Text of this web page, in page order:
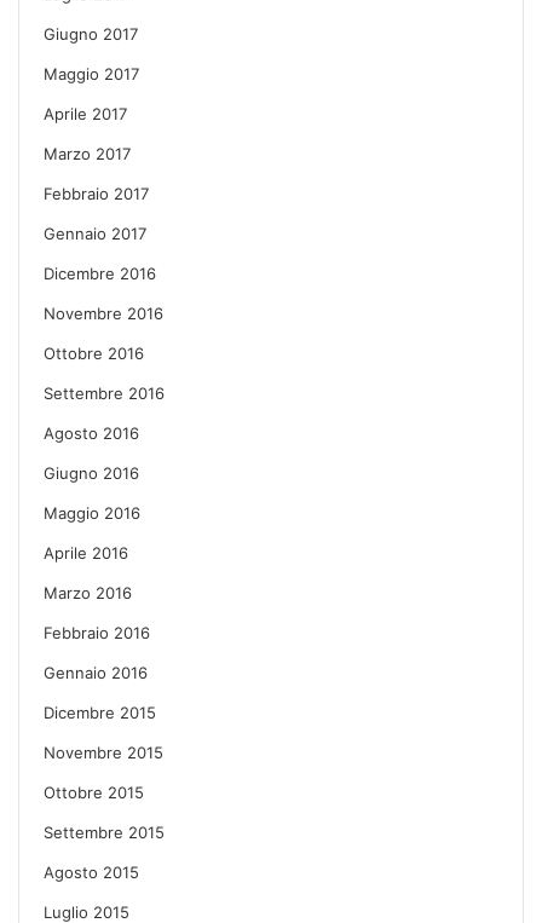
Giugno 2017
Maggio 2017
Aprile 2017
Marzo 2017
Febbraio 2017
Gennaio 2017
Dicembre 2016
Novembre 2016
Ottobre 2016
Settembre 2016
Agosto 2016
Giugno 2016
Maggio 2016
Aprile 2016
Marzo 2016
Febbraio 2016
Gennaio 2016
Dicembre 2015
Novembre 2015
Ottobre 2015
Settembre 2015
Agosto 2015
Luglio 2015